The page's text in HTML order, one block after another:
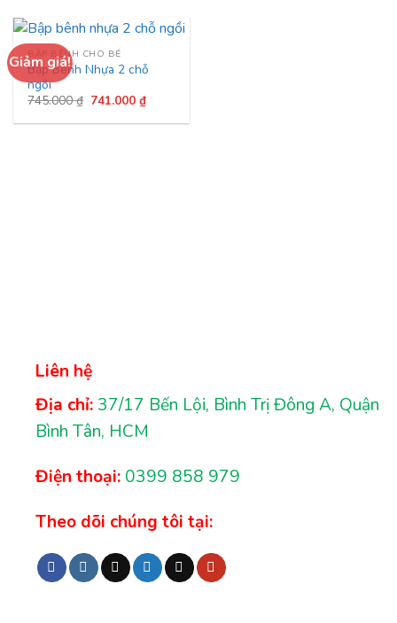
Giảm giá!
BẬP BÊNH CHO BÉ
Bập Bênh Nhựa 2 chỗ
ngồi
745.000₫ Giá
là:
741.000₫Giá
tại
Liên hệ
Địa chỉ: 37/17 Bến Lội, Bình Trị Đông A, Quận
Bình Tân, HCM
Điện thoại: 0399 858 979
Theo dõi chúng tôi tại: